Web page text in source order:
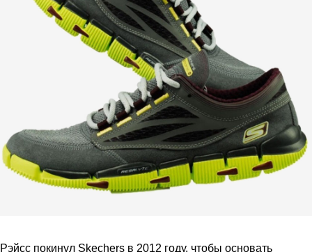
Рэйсс покинул Skechers в 2012 году, чтобы основать